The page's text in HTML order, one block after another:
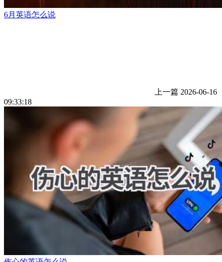
6月英语怎么说
上一篇 2026-06-16
09:33:18